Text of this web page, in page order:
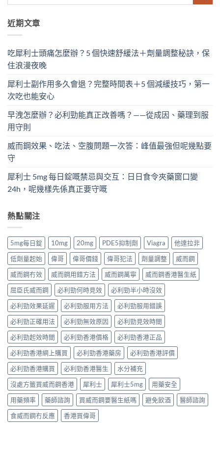
近期文章
吃犀利士頭痛怎麼辦？5 個快速舒緩法＋劑量調整秘訣，保
住浪漫夜晚
犀利士副作用多久會退？完整時間表＋5 個減緩技巧，第一
次吃也能安心
早洩怎麼辦？必利勁能真正改善嗎？——從成因、藥理到服
用守則
威而鋼效果、吃法、空腹問題一次答：峰值最強但呢幾點要
守
犀利士 5mg 每日錠嘅禁忌與交互：日日食令夾藥窗口變
24h，呢幾樣先係真正要守嘅
熱點關注
5mg每日錠 10mg 20mg PDE5抑制劑 Viagra
他達拉非
低劑量起始
偉哥 偉哥價錢 偉哥犯法 劑量調整
威而鋼
威而鋼冇效
威而鋼用錯方法 威而鋼萬寧
威而鋼香港醫生紙
屈臣氏威而鋼
必利勁何時見效
必利勁半小時沒效
必利勁效果延遲
必利勁服用方法
必利勁服用錯誤
必利勁正確用法
必利勁無效原因
必利勁見效時間
必利勁起效時間
必利勁香港價格
必利勁香港正品
必利勁香港網上購買
必利勁香港藥房
必利勁香港評價
必利勁香港購買
必利勁香港醫生
水分補充
沒處方籤買威而鋼香港
犀利士 犀利士5mg
用藥安全
用藥頻率
藥師諮詢 買威而鋼要醫生紙嗎 避免飲酒
醫師諮詢
食威而鋼冇反應
香港買偉哥